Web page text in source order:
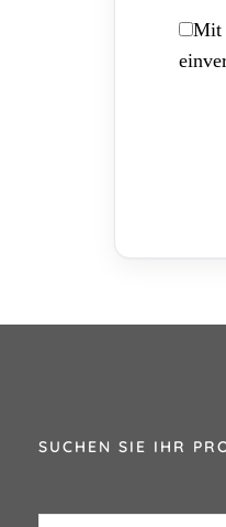
Mit
SUCHEN SIE IHR